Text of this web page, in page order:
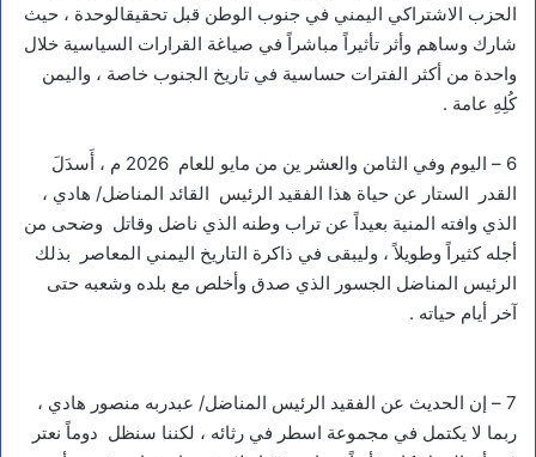
الحزب الاشتراكي اليمني في جنوب الوطن قبل تحقيقالوحدة ، حيث
شارك وساهم وأثر تأثيراً مباشراً في صياغة القرارات السياسية خلال
واحدة من أكثر الفترات حساسية في تاريخ الجنوب خاصة ، واليمن
كُلِهِ عامة .
6 – اليوم وفي الثامن والعشر ين من مايو للعام 2026 م ، أَسدَلَ
القدر الستار عن حياة هذا الفقيد الرئيس القائد المناضل/ هادي ،
الذي وافته المنية بعيداً عن تراب وطنه الذي ناضل وقاتل وضحى من
أجله كثيراً وطويلاً ، وليبقى في ذاكرة التاريخ اليمني المعاصر بذلك
الرئيس المناضل الجسور الذي صدق وأخلص مع بلده وشعبه حتى
آخر أيام حياته .
7 – إن الحديث عن الفقيد الرئيس المناضل/ عبدربه منصور هادي ،
ربما لا يكتمل في مجموعة اسطر في رثائه ، لكننا سنظل دوماً نعتر